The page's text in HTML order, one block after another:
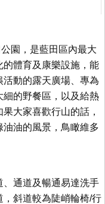
園，是藍田區內最大
體育及康樂設施，能
動的露天廣場、專為
的野餐區，以及給熱
大家喜歡行山的話，
油的風景，鳥瞰維多
通道及暢通易達洗手
斜道較為陡峭輪椅/行